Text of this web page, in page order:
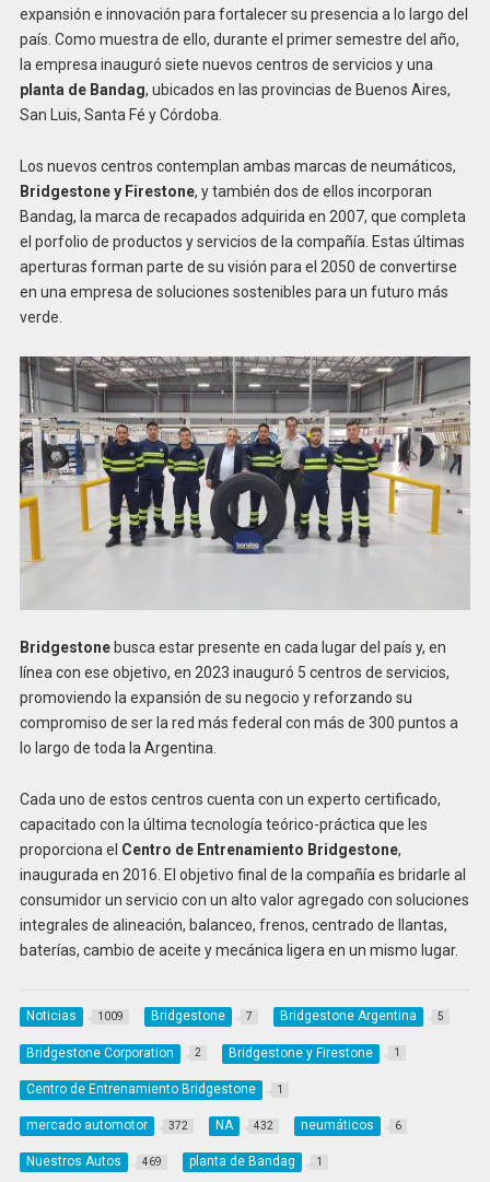
expansión e innovación para fortalecer su presencia a lo largo del
país. Como muestra de ello, durante el primer semestre del año,
la empresa inauguró siete nuevos centros de servicios y una
planta de Bandag, ubicados en las provincias de Buenos Aires,
San Luis, Santa Fé y Córdoba.
Los nuevos centros contemplan ambas marcas de neumáticos,
Bridgestone y Firestone, y también dos de ellos incorporan
Bandag, la marca de recapados adquirida en 2007, que completa
el porfolio de productos y servicios de la compañía. Estas últimas
aperturas forman parte de su visión para el 2050 de convertirse
en una empresa de soluciones sostenibles para un futuro más
verde.
Bridgestonebusca estar presente en cada lugar del país y, en
línea con ese objetivo, en 2023 inauguró 5 centros de servicios,
promoviendo la expansión de su negocio y reforzando su
compromiso de ser la red más federal con más de 300 puntos a
lo largo de toda la Argentina.
Cada uno de estos centros cuenta con un experto certificado,
capacitado con la última tecnología teórico-práctica que les
proporciona el Centro de Entrenamiento Bridgestone,
inaugurada en 2016. El objetivo final de la compañía es bridarle al
consumidor un servicio con un alto valor agregado con soluciones
integrales de alineación, balanceo, frenos, centrado de llantas,
baterías, cambio de aceite y mecánica ligera en un mismo lugar.
Noticias 1009 Bridgestone 7 Bridgestone Argentina 5
Bridgestone Corporation 2 Bridgestone y Firestone 1
Centro de Entrenamiento Bridgestone 1
mercado automotor 372 NA 432 neumáticos 6
Nuestros Autos 469 planta de Bandag 1